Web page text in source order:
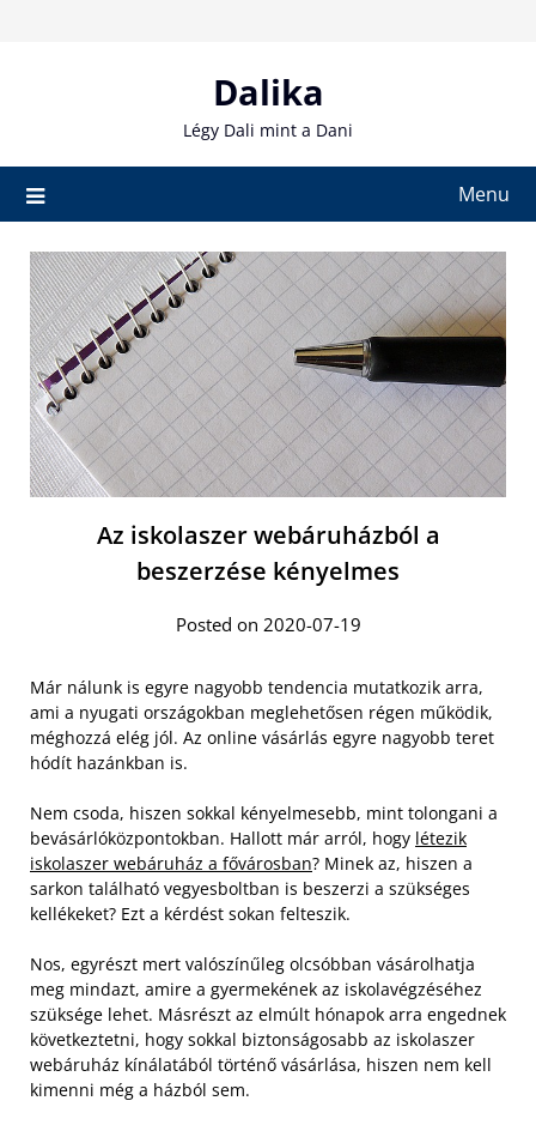
Dalika
Légy Dali mint a Dani
Menu
Az iskolaszer webáruházból a
beszerzése kényelmes
Posted on 2020-07-19
Már nálunk is egyre nagyobb tendencia mutatkozik arra,
ami a nyugati országokban meglehetősen régen működik,
méghozzá elég jól. Az online vásárlás egyre nagyobb teret
hódít hazánkban is.
Nem csoda, hiszen sokkal kényelmesebb, mint tolongani a
bevásárlóközpontokban. Hallott már arról, hogy létezik
iskolaszer webáruház a fővárosban? Minek az, hiszen a
sarkon található vegyesboltban is beszerzi a szükséges
kellékeket? Ezt a kérdést sokan felteszik.
Nos, egyrészt mert valószínűleg olcsóbban vásárolhatja
meg mindazt, amire a gyermekének az iskolavégzéséhez
szüksége lehet. Másrészt az elmúlt hónapok arra engednek
következtetni, hogy sokkal biztonságosabb az iskolaszer
webáruház kínálatából történő vásárlása, hiszen nem kell
kimenni még a házból sem.